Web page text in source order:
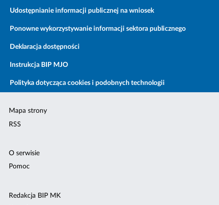
Udostępnianie informacji publicznej na wniosek
Ponowne wykorzystywanie informacji sektora publicznego
Deklaracja dostępności
Instrukcja BIP MJO
Polityka dotycząca cookies i podobnych technologii
Mapa strony
RSS
O serwisie
Pomoc
Redakcja BIP MK